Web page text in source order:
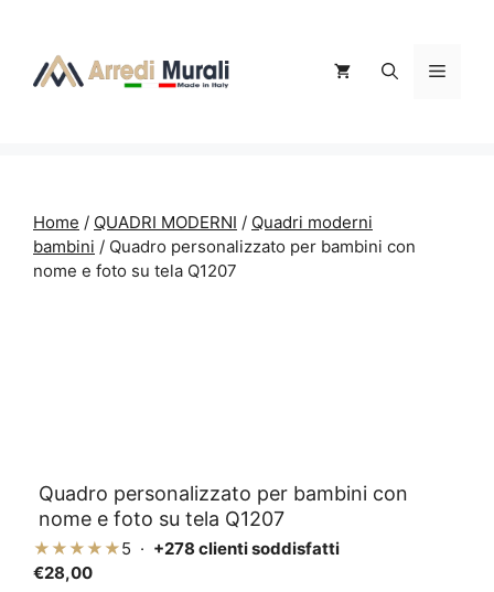
contenuto
Menu
Home / QUADRI MODERNI / Quadri moderni
bambini / Quadro personalizzato per bambini con
nome e foto su tela Q1207
Quadro personalizzato per bambini con
nome e foto su tela Q1207
★★★★★5 · +278 clienti soddisfatti
€28,00